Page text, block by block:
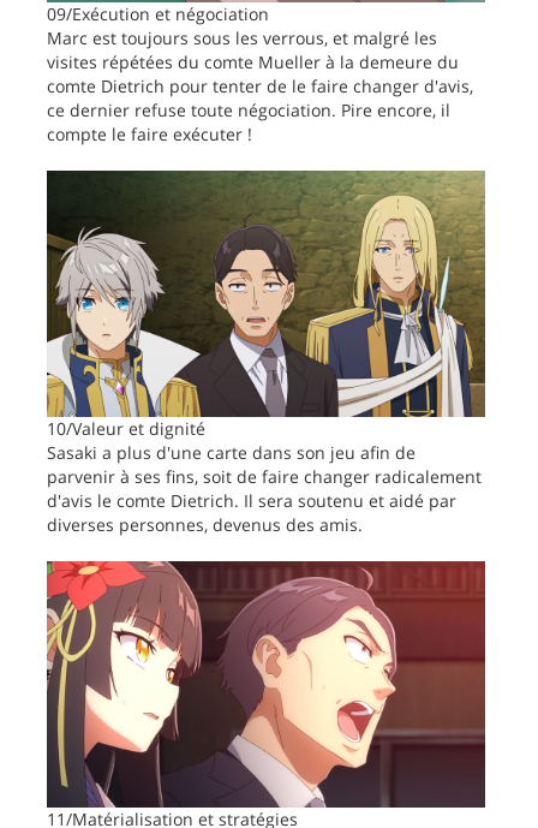
09/Exécution et négociation
Marc est toujours sous les verrous, et malgré les
visites répétées du comte Mueller à la demeure du
comte Dietrich pour tenter de le faire changer d'avis,
ce dernier refuse toute négociation. Pire encore, il
compte le faire exécuter !
10/Valeur et dignité
Sasaki a plus d'une carte dans son jeu afin de
parvenir à ses fins, soit de faire changer radicalement
d'avis le comte Dietrich. Il sera soutenu et aidé par
diverses personnes, devenus des amis.
11/Matérialisation et stratégies